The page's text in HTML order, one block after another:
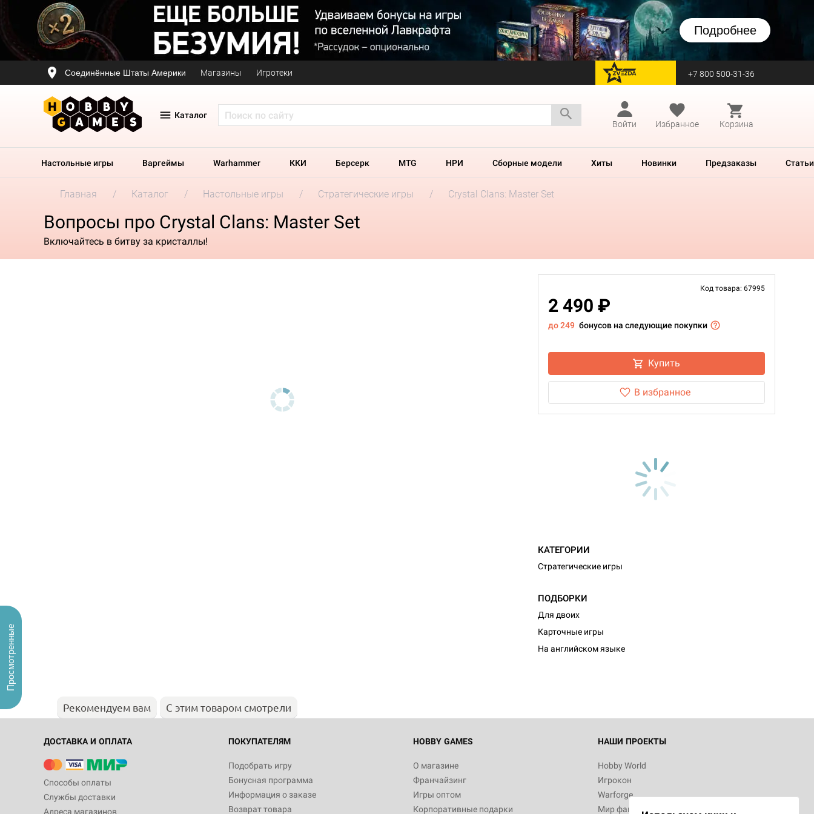
Подробнее
Соединённые Штаты Америки Магазины Игротеки перейти на Zvezda +7 800 500-31-36
Каталог
Войти
Избранное Корзина
Настольные игры Варгеймы Warhammer ККИ Берсерк MTG НРИ Сборные модели Хиты Новинки Предзаказы Статьи
Главная Каталог Настольные игры Стратегические игры Crystal Clans: Master Set
Вопросы про Crystal Clans: Master Set
Включайтесь в битву за кристаллы!
Код товара: 67995
2 490 ₽
до 249 бонусов на следующие покупки
Купить
В избранное
КАТЕГОРИИ
Стратегические игры
ПОДБОРКИ
Для двоих
Карточные игры
На английском языке
Рекомендуем вам С этим товаром смотрели
ДОСТАВКА И ОПЛАТА
Способы оплаты
Службы доставки
Адреса магазинов
ПОКУПАТЕЛЯМ
Подобрать игру
Бонусная программа
Информация о заказе
Возврат товара
HOBBY GAMES
О магазине
Франчайзинг
Игры оптом
Корпоративные подарки
НАШИ ПРОЕКТЫ
Hobby World
Игрокон
Warforge
Мир фантастики
Просмотренные
Настольная игра Hobby World Монстры
Белая смерть
12 990
Настольная игра Hobby World Берсерк.